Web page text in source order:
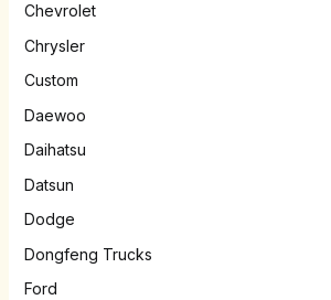
Chevrolet
Chrysler
Custom
Daewoo
Daihatsu
Datsun
Dodge
Dongfeng Trucks
Ford